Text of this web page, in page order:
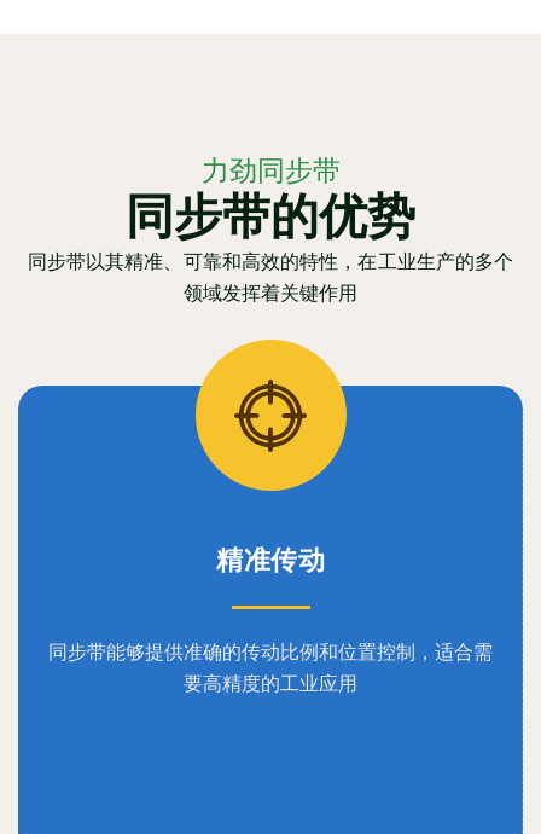
力劲同步带
同步带的优势
同步带以其精准、可靠和高效的特性，在工业生产的多个
领域发挥着关键作用
精准传动
同步带能够提供准确的传动比例和位置控制，适合需
要高精度的工业应用